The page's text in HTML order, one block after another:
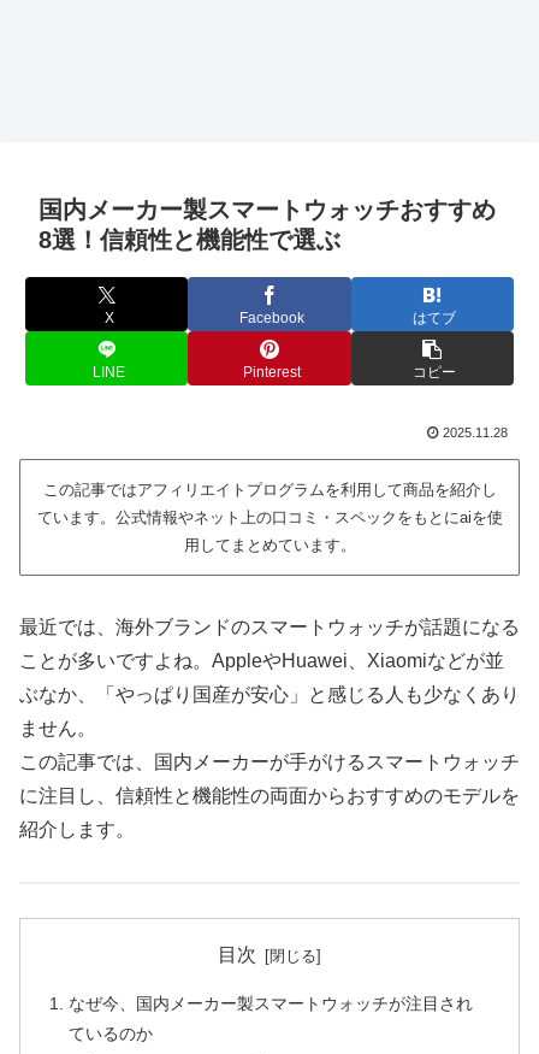
国内メーカー製スマートウォッチおすすめ
8選！信頼性と機能性で選ぶ
X Facebook はてブ
LINE Pinterest コピー
2025.11.28
この記事ではアフィリエイトプログラムを利用して商品を紹介し
ています。公式情報やネット上の口コミ・スペックをもとにaiを使
用してまとめています。
最近では、海外ブランドのスマートウォッチが話題になる
ことが多いですよね。AppleやHuawei、Xiaomiなどが並
ぶなか、「やっぱり国産が安心」と感じる人も少なくあり
ません。
この記事では、国内メーカーが手がけるスマートウォッチ
に注目し、信頼性と機能性の両面からおすすめのモデルを
紹介します。
目次
なぜ今、国内メーカー製スマートウォッチが注目され
ているのか